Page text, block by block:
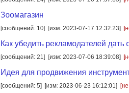
Зоомагазин
[сообщений: 10] [изм: 2023-07-17 12:32:23]
Как убедить рекламодателей
[сообщений: 21] [изм: 2023-07-06 18:39:08]
Идея для продвижения
[сообщений: 5] [изм: 2023-06-23 16:12:01]